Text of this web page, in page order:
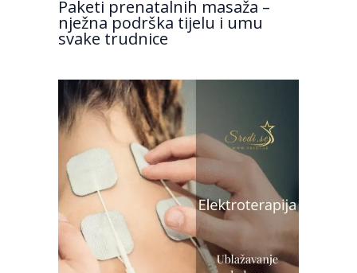
Paketi prenatalnih masaža –
nježna podrška tijelu i umu
svake trudnice